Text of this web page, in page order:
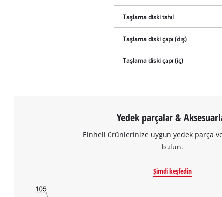
Taşlama diski tahıl
Taşlama diski çapı (dış)
Taşlama diski çapı (iç)
Yedek parçalar &
Einhell ürünlerinize uygun yedek parça
bulun.
Şimdi keşfedin